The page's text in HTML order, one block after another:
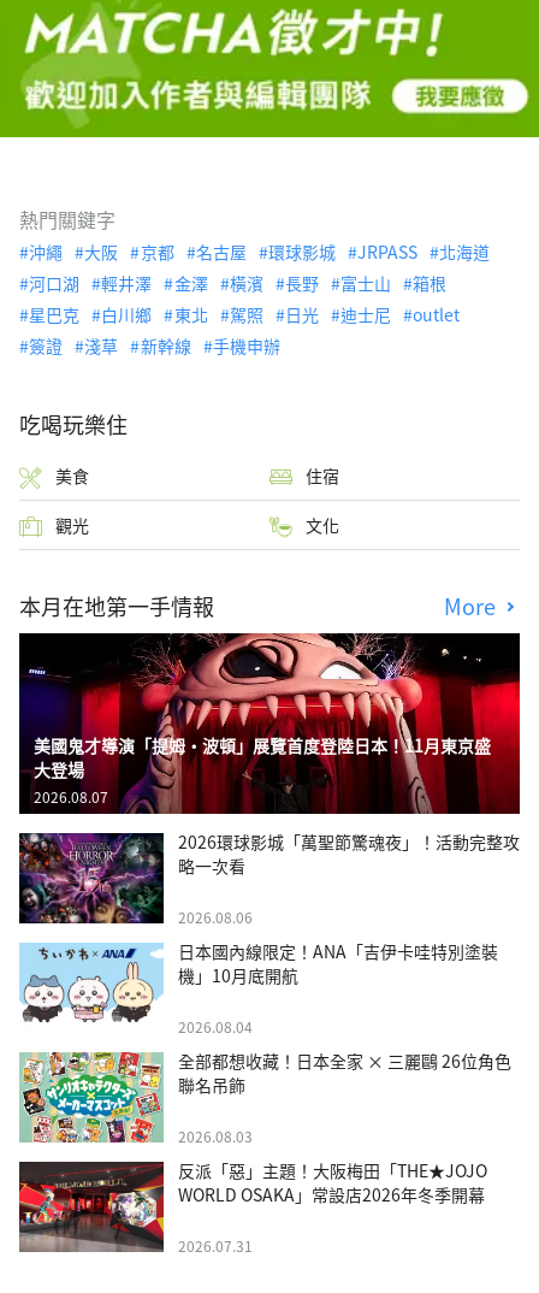
熱門關鍵字
沖繩 大阪 京都 名古屋 環球影城 JRPASS
北海道
河口湖
輕井澤 金澤 橫濱 長野 富士山
箱根
星巴克
白川鄉 東北 駕照 日光 迪士尼
outlet
簽證
淺草 新幹線 手機申辦
吃喝玩樂住
美食 住宿
觀光 文化
本月在地第一手情報 More
美國鬼才導演「提姆・波頓」展覽首度登陸日本！11月東京盛
大登場
2026.08.07
2026環球影城「萬聖節驚魂夜」！活動完整攻
略一次看
2026.08.06
日本國內線限定！ANA「吉伊卡哇特別塗裝
機」10月底開航
2026.08.04
全部都想收藏！日本全家 × 三麗鷗 26位角色
聯名吊飾
2026.08.03
反派「惡」主題！大阪梅田「THE★JOJO
WORLD OSAKA」常設店2026年冬季開幕
2026.07.31